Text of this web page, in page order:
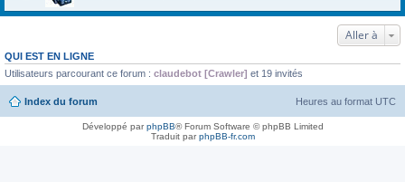
Aller à
QUI EST EN LIGNE
Utilisateurs parcourant ce forum : claudebot [Crawler] et 19 invités
Index du forum Heures au format UTC
Développé parphpBB® Forum Software © phpBB Limited
Traduit parphpBB-fr.com